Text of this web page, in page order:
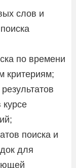
слов и
по времени
критериям;
курсе
поиска и
для